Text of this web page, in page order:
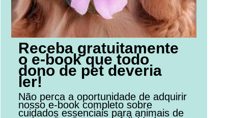
Receba gratuitamente
o e-book que todo
dono de pet deveria
ler!
Não perca a oportunidade de adquirir
nosso e-book completo sobre
cuidados essenciais para animais de